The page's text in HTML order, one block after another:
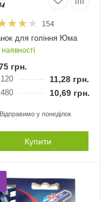
154
для гоління Юма
наявності
грн.
11,28 грн.
10,69грн.
Відправимо у понеділок
Купити